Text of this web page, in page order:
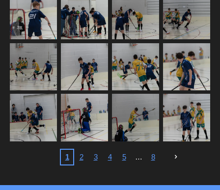
1 2 3 4 5 8